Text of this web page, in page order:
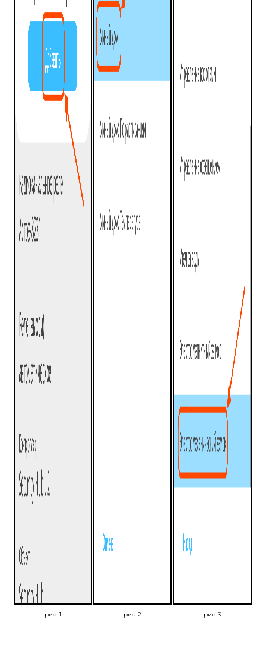
рис. 1 рис. 2 рис. 3